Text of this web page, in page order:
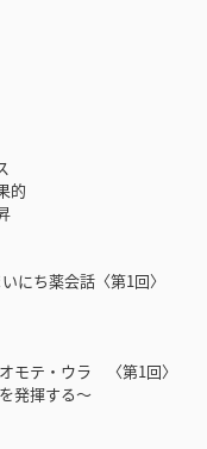
的
にち薬会話〈第1回〉
モテ・ウラ 〈第1回〉
発揮する～